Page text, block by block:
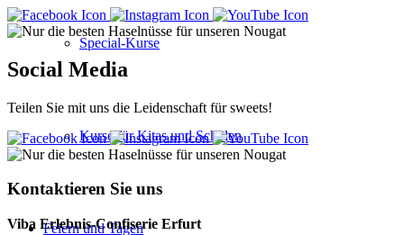
Special-Kurse
Kurse für Kitas und Schulen
Feiern und Tagen
Social Media
Teilen Sie mit uns die Leidenschaft für sweets!
Kontaktieren Sie uns
Viba Erlebnis-Confiserie Erfurt